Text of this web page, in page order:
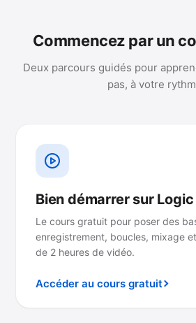
Commencez par un
Deux parcours guidés pour
pas, à votre
Bien démarrer sur Logic
Le cours gratuit pour poser des
enregistrement, boucles, mixage
de 2 heures de vidéo.
Accéder au cours gratuit